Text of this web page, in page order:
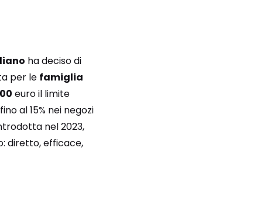
ha deciso di
per le famiglia
euro il limite
al 15% nei negozi
nel 2023,
diretto, efficace,